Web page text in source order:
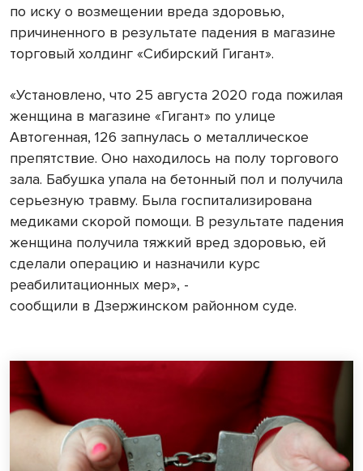
по иску о возмещении вреда здоровью,
причиненного в результате падения в магазине
торговый холдинг «Сибирский Гигант».
«Установлено, что 25 августа 2020 года пожилая
женщина в магазине «Гигант» по улице
Автогенная, 126 запнулась о металлическое
препятствие. Оно находилось на полу торгового
зала. Бабушка упала на бетонный пол и получила
серьезную травму. Была госпитализирована
медиками скорой помощи. В результате падения
женщина получила тяжкий вред здоровью, ей
сделали операцию и назначили курс
реабилитационных мер», -
сообщили в Дзержинском районном суде.